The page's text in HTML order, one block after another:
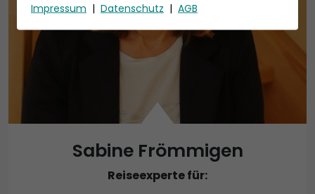
Sabine Frömmigen
Reiseexperte für:
Impressum | Datenschutz | AGB